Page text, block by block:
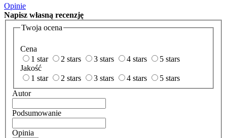
Opinie
Napisz własną recenzję
Twoja ocena
Cena
1 star
2 stars 3 stars 4 stars
5 stars
Jakość
1 star
2 stars 3 stars 4 stars
5 stars
Autor
Podsumowanie
Opinia